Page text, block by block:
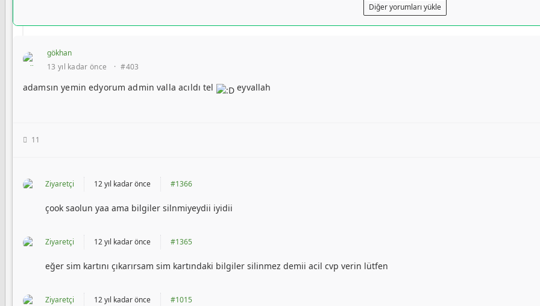
Diğer yorumları yükle
gökhan
13 yıl kadar önce
· #403
adamsın yemin edyorum admin valla acıldı tel eyvallah
11
Ziyaretçi 12 yıl kadar önce #1366
çook saolun yaa ama bilgiler silnmiyeydii iyidii
Ziyaretçi 12 yıl kadar önce #1365
eğer sim kartını çıkarırsam sim kartındaki bilgiler silinmez demii acil cvp verin lütfen
Ziyaretçi 12 yıl kadar önce #1015